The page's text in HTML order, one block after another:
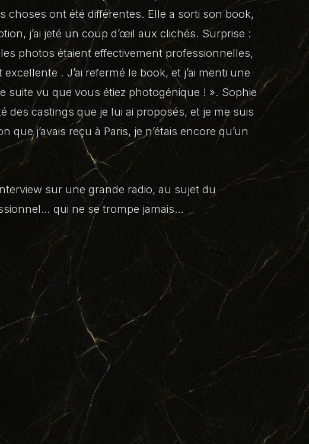
choses ont été différentes. Elle a sorti son book,
j’ai jeté un coup d’œil aux clichés. Surprise :
photos étaient effectivement professionnelles,
. J’ai refermé le book, et j’ai menti une
suite vu que vous étiez photogénique ! ». Sophie
des castings que je lui ai proposés, et je me suis
j’avais reçu à Paris, je n’étais encore qu’un
sur une grande radio, au sujet du
qui ne se trompe jamais…